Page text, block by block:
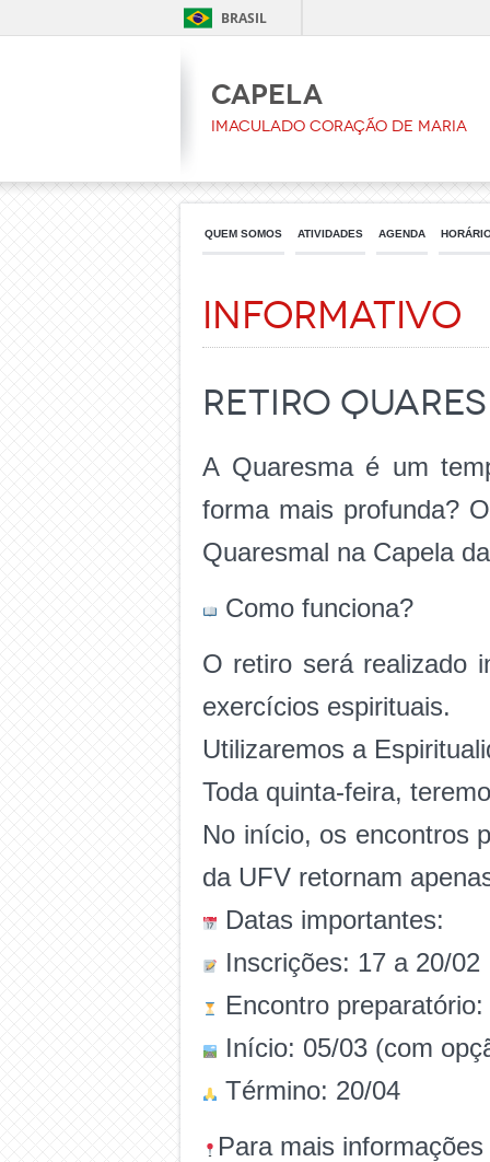
BRASIL
CAPELA
Imaculado Coração de Maria
QUEM SOMOS ATIVIDADES AGENDA
Informativo
Retiro
A Quaresma é um
forma mais profunda?
Quaresmal na Capela
Como funciona?
O retiro será realizado
exercícios espirituais.
Utilizaremos a
Toda quinta-feira,
No início, os encontros
da UFV retornam
Datas importantes:
Inscrições: 17 a 20/02
Encontro
Início: 05/03 (com
Término: 20/04
Para mais